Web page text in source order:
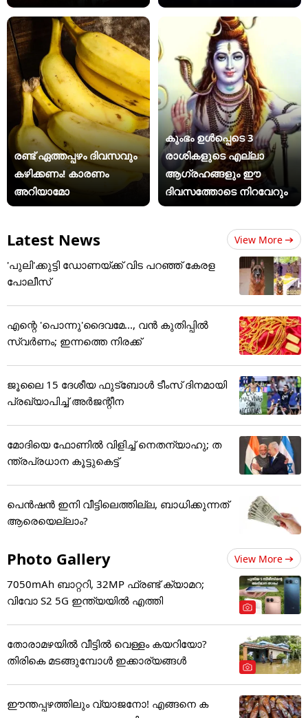
രണ്ട് ഏത്തപ്പഴം ദിവസവും
കഴിക്കണം! കാരണം
അറിയാമോ
കുംഭം ഉൾപ്പെടെ 3
രാശികളുടെ എല്ലാ
ആഗ്രഹങ്ങളും ഈ
ദിവസത്തോടെ നിറവേറും
Latest News View More
'പുലി'ക്കുട്ടി ഡോണയ്ക്ക് വിട പറഞ്ഞ് കേരള
പോലീസ്
എന്റെ 'പൊന്നു'ദൈവമേ..., വൻ കുതിപ്പിൽ
സ്വർണം; ഇന്നത്തെ നിരക്ക്
ജൂ​ലൈ 15 ദേശീയ ഫുട്ബോൾ ടീംസ് ദിനമായി
പ്രഖ്യാപിച്ച് അ‌ർജന്റീന
മോദിയെ ഫോണിൽ വിളിച്ച് നെതന്യാഹു; ത
ന്ത്രപ്രധാന കൂട്ടുകെട്ട്
പെൻഷൻ ഇനി വീട്ടിലെത്തില്ല, ബാധിക്കുന്നത്
ആരെയെല്ലാം?
Photo Gallery View More
7050mAh ബാറ്ററി, 32MP ഫ്രണ്ട് ക്യാമറ;
വിവോ S2 5G ഇന്ത്യയിൽ എത്തി
തോരാമഴയിൽ വീട്ടിൽ വെള്ളം കയറിയോ?
തിരികെ മടങ്ങുമ്പോൾ ഇക്കാര്യങ്ങൾ
ഈന്തപ്പഴത്തിലും വ്യാജനോ! എങ്ങനെ ക